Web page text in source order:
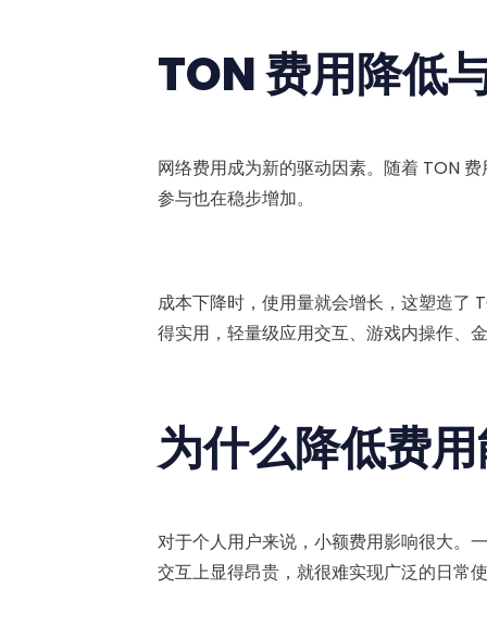
TON 费用降低
网络费用成为新的驱动因素。随着 TON
参与也在稳步增加。
成本下降时，使用量就会增长，这塑造了
得实用，轻量级应用交互、游戏内操作、
为什么降低费
对于个人用户来说，小额费用影响很大。
交互上显得昂贵，就很难实现广泛的日常